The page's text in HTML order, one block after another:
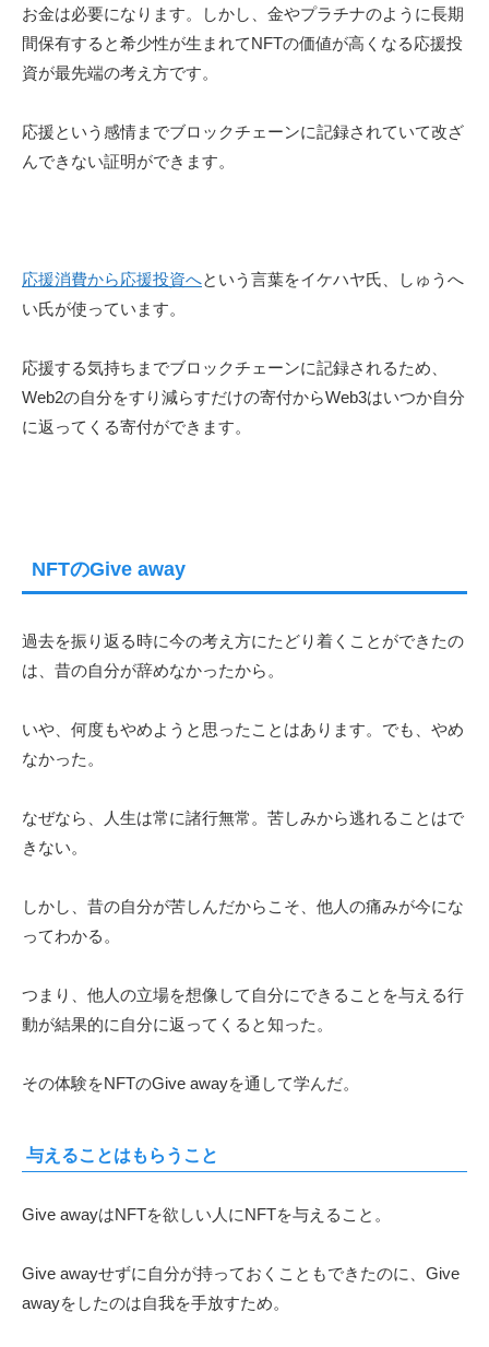
お金は必要になります。しかし、金やプラチナのように長期
間保有すると希少性が生まれてNFTの価値が高くなる応援投
資が最先端の考え方です。
応援という感情までブロックチェーンに記録されていて改ざ
んできない証明ができます。
応援消費から応援投資へという言葉をイケハヤ氏、しゅうへ
い氏が使っています。
応援する気持ちまでブロックチェーンに記録されるため、
Web2の自分をすり減らすだけの寄付からWeb3はいつか自分
に返ってくる寄付ができます。
NFTのGive away
過去を振り返る時に今の考え方にたどり着くことができたの
は、昔の自分が辞めなかったから。
いや、何度もやめようと思ったことはあります。でも、やめ
なかった。
なぜなら、人生は常に諸行無常。苦しみから逃れることはで
きない。
しかし、昔の自分が苦しんだからこそ、他人の痛みが今にな
ってわかる。
つまり、他人の立場を想像して自分にできることを与える行
動が結果的に自分に返ってくると知った。
その体験をNFTのGive awayを通して学んだ。
与えることはもらうこと
Give awayはNFTを欲しい人にNFTを与えること。
Give awayせずに自分が持っておくこともできたのに、Give
awayをしたのは自我を手放すため。